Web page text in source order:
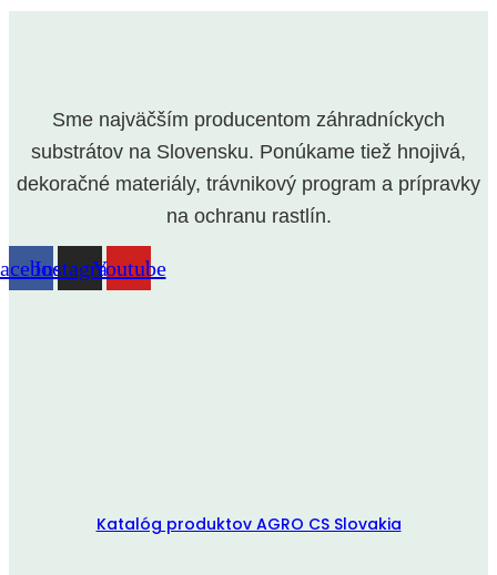
Sme najväčším producentom záhradníckych
substrátov na Slovensku. Ponúkame tiež hnojivá,
dekoračné materiály, trávnikový program a prípravky
na ochranu rastlín.
InstagramYoutube
Katalóg produktov AGRO CS Slovakia